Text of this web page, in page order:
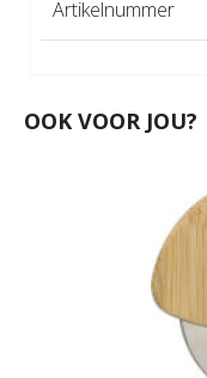
Artikelnummer
OOK VOOR JOU?